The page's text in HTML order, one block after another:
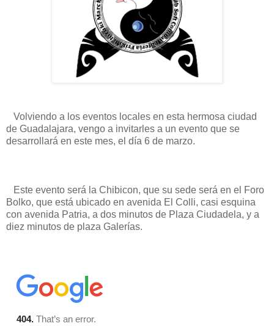
Volviendo a los eventos locales en esta hermosa ciudad
de Guadalajara, vengo a invitarles a un evento que se
desarrollará en este mes, el día 6 de marzo.
Este evento será la Chibicon, que su sede será en el Foro
Bolko, que está ubicado en avenida El Colli, casi esquina
con avenida Patria, a dos minutos de Plaza Ciudadela, y a
diez minutos de plaza Galerías.